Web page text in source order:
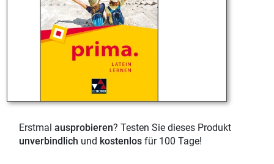
Erstmal ausprobieren? Testen Sie dieses Produkt
unverbindlich und kostenlos für 100 Tage!